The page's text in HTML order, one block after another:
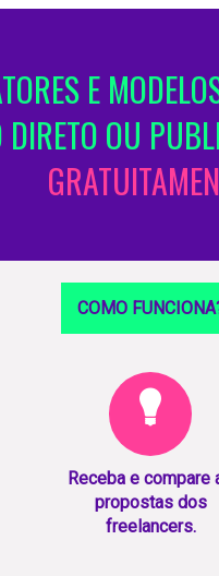
E
DIRETO OU
COMO
Receba e compare
propostas dos
freelancers.